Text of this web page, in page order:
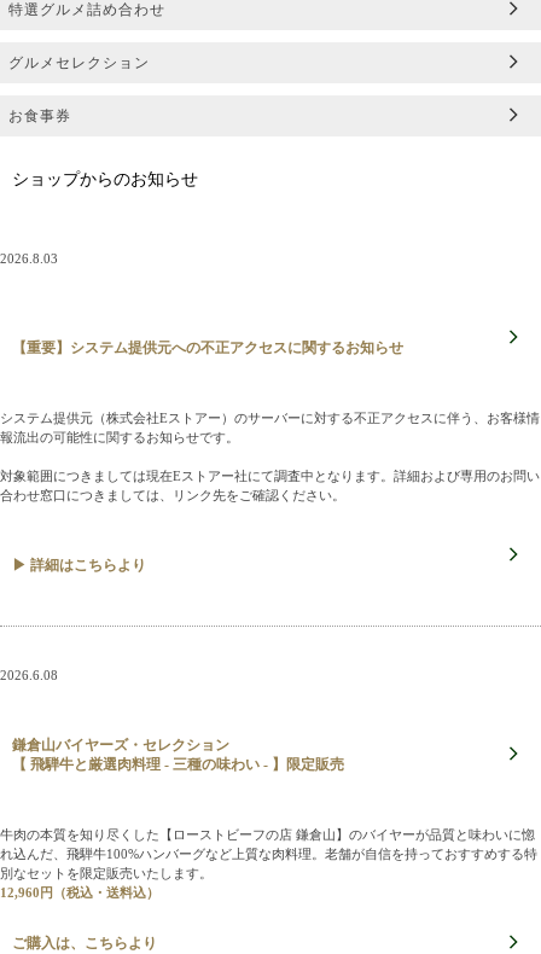
特選グルメ詰め合わせ
グルメセレクション
お食事券
ショップからのお知らせ
2026.8.03
【重要】システム提供元への不正アクセスに関するお知らせ
システム提供元（株式会社Eストアー）のサーバーに対する不正アクセスに伴う、お客様情
報流出の可能性に関するお知らせです。
対象範囲につきましては現在Eストアー社にて調査中となります。詳細および専用のお問い
合わせ窓口につきましては、リンク先をご確認ください。
▶ 詳細はこちらより
2026.6.08
鎌倉山バイヤーズ・セレクション
【 飛騨牛と厳選肉料理 - 三種の味わい - 】限定販売
牛肉の本質を知り尽くした【ローストビーフの店 鎌倉山】のバイヤーが品質と味わいに惚
れ込んだ、飛騨牛100%ハンバーグなど上質な肉料理。老舗が自信を持っておすすめする特
別なセットを限定販売いたします。
12,960円（税込・送料込）
ご購入は、こちらより